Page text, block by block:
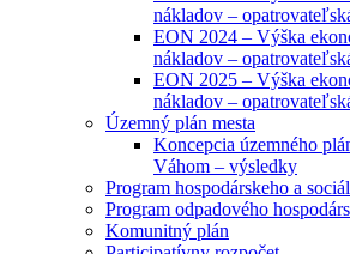
nákladov –
EON 2024 – Výška
nákladov –
EON 2025 – Výška
nákladov –
Územný plán mesta
Koncepcia územného
Váhom – výsledky
Program hospodárskeho a
Program odpadového
Komunitný plán